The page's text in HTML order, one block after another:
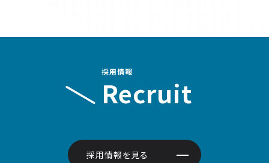
採用情報
Recruit
採用情報を見る